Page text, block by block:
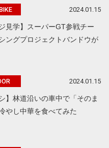
2024.01.15
見学】スーパーGT参戦チー
ングプロジェクトバンドウが
2024.01.15
】林道沿いの車中で「そのま
やし中華を食べてみた